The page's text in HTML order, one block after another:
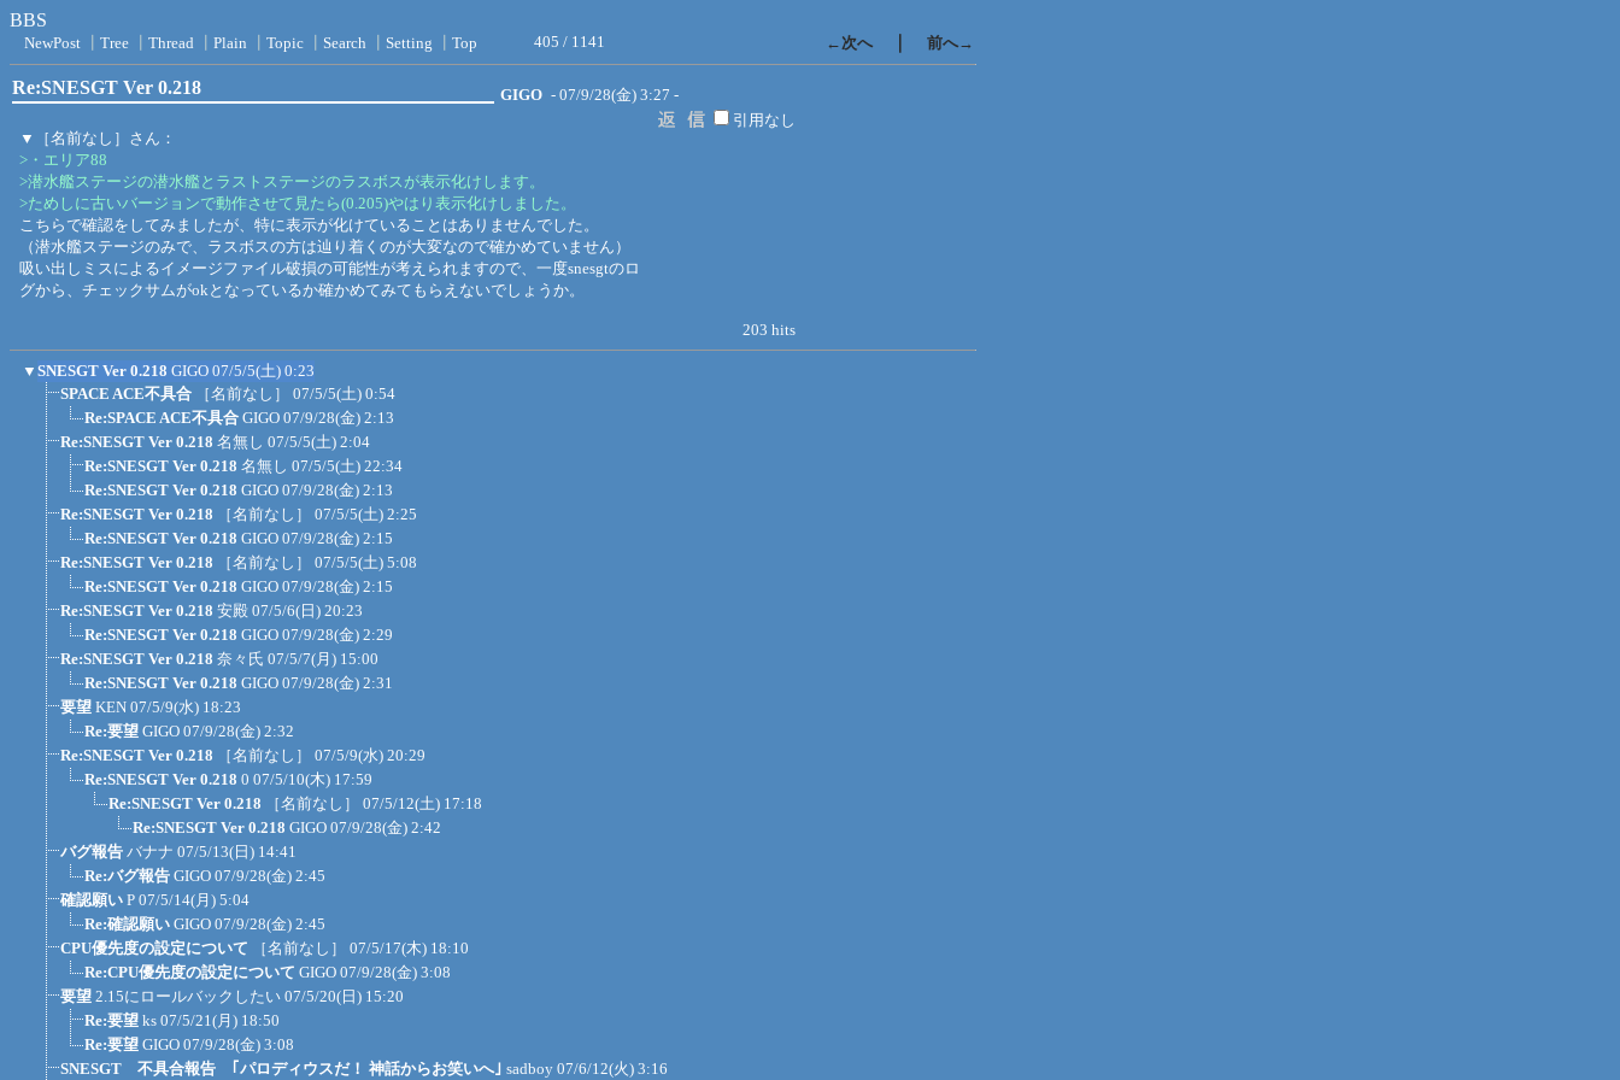
BBS
NewPost Tree Thread Plain Topic Search Setting Top 405 / 1141 ←次へ｜ 前へ→
Re:SNESGT Ver 0.218 GIGO - 07/9/28(金) 3:27 -
▼［名前なし］さん：
>・エリア88
>潜水艦ステージの潜水艦とラストステージのラスボスが表示化けします。
>ためしに古いバージョンで動作させて見たら(0.205)やはり表示化けしました。
こちらで確認をしてみましたが、特に表示が化けていることはありませんでした。
（潜水艦ステージのみで、ラスボスの方は辿り着くのが大変なので確かめていません）
吸い出しミスによるイメージファイル破損の可能性が考えられますので、一度snesgtのロ
グから、チェックサムがokとなっているか確かめてみてもらえないでしょうか。
引用なし
203 hits
▼ SNESGT Ver 0.218 GIGO 07/5/5(土) 0:23
SPACE ACE不具合
［名前なし］
07/5/5(土) 0:54
Re:SPACE ACE不具合 GIGO 07/9/28(金) 2:13
Re:SNESGT Ver 0.218 名無し 07/5/5(土) 2:04
Re:SNESGT Ver 0.218 名無し 07/5/5(土) 22:34
Re:SNESGT Ver 0.218 GIGO 07/9/28(金) 2:13
Re:SNESGT Ver 0.218
［名前なし］
07/5/5(土) 2:25
Re:SNESGT Ver 0.218 GIGO 07/9/28(金) 2:15
Re:SNESGT Ver 0.218
［名前なし］
07/5/5(土) 5:08
Re:SNESGT Ver 0.218 GIGO 07/9/28(金) 2:15
Re:SNESGT Ver 0.218 安殿 07/5/6(日) 20:23
Re:SNESGT Ver 0.218 GIGO 07/9/28(金) 2:29
Re:SNESGT Ver 0.218 奈々氏 07/5/7(月) 15:00
Re:SNESGT Ver 0.218 GIGO 07/9/28(金) 2:31
要望 KEN 07/5/9(水) 18:23
Re:要望 GIGO 07/9/28(金) 2:32
Re:SNESGT Ver 0.218
［名前なし］
07/5/9(水) 20:29
Re:SNESGT Ver 0.218 0 07/5/10(木) 17:59
Re:SNESGT Ver 0.218
［名前なし］
07/5/12(土) 17:18
Re:SNESGT Ver 0.218 GIGO 07/9/28(金) 2:42
バグ報告 バナナ 07/5/13(日) 14:41
Re:バグ報告 GIGO 07/9/28(金) 2:45
確認願い P 07/5/14(月) 5:04
Re:確認願い GIGO 07/9/28(金) 2:45
CPU優先度の設定について
［名前なし］
07/5/17(木) 18:10
Re:CPU優先度の設定について GIGO 07/9/28(金) 3:08
要望 2.15にロールバックしたい 07/5/20(日) 15:20
Re:要望 ks 07/5/21(月) 18:50
Re:要望 GIGO 07/9/28(金) 3:08
SNESGT 不具合報告 ｢パロディウスだ！ 神話からお笑いへ｣ sadboy 07/6/12(火) 3:16